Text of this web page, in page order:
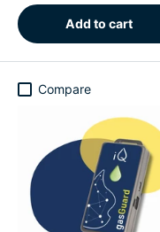
Add to cart
Compare